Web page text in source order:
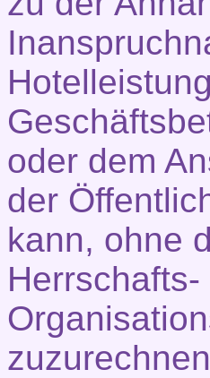
oder dem
der
kann, ohne
Herrschafts-